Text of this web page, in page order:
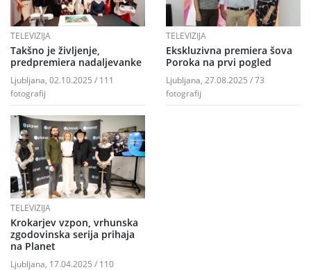
TELEVIZIJA
Takšno je življenje,
predpremiera nadaljevanke
Ljubljana, 02.10.2025 / 111
fotografij
TELEVIZIJA
Ekskluzivna premiera šova
Poroka na prvi pogled
Ljubljana, 27.08.2025 / 73
fotografij
TELEVIZIJA
Krokarjev vzpon, vrhunska
zgodovinska serija prihaja
na Planet
Ljubljana, 17.04.2025 / 110